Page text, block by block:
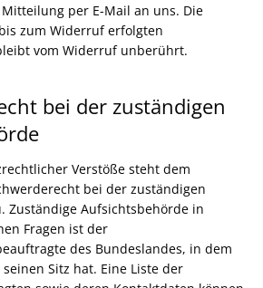
per E-Mail an uns. Die
zum Widerruf erfolgten
vom Widerruf unberührt.
bei der zuständigen
Verstöße steht dem
bei der zuständigen
Zuständige Aufsichtsbehörde in
Fragen ist der
des Bundeslandes, in dem
Sitz hat. Eine Liste der